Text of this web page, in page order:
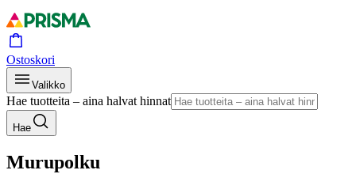
Ostoskori
Valikko
Hae tuotteita – aina halvat hinnat
Hae
Murupolku